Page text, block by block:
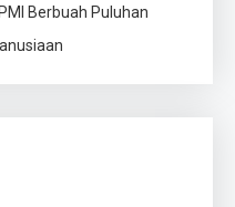
Berbuah Puluhan